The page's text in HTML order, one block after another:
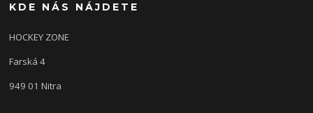
KDE NÁS NÁJDETE
HOCKEY ZONE
Farská 4
949 01 Nitra